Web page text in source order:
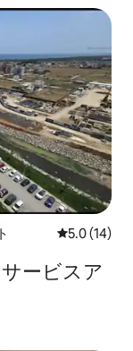
レビュー14
5.0 (14)
ービスア